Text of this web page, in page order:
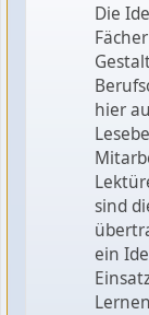
Die
hier
sind
ein